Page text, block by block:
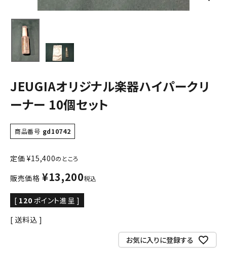
JEUGIAオリジナル楽器ハイパークリ
ーナー 10個セット
商品番号 gd10742
定価 ¥15,400のところ
販売価格 ¥13,200税込
[ 120 ポイント進呈 ]
送料込
お気に入りに登録する